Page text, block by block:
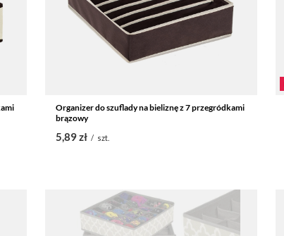
Organizer do szuflady na bieliznę z 7 przegródkami
brązowy
5,89 zł / szt.